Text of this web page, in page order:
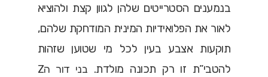
בנמענים הסטרייטים שלהן לגוון קצת ולהוציא
לאור את הפלואידיות המינית המודחקת שלהם,
תוקעות אצבע בעין לכל מי שטוען שזהות
להטבי”ת זו רק תכונה מולדת.
בני דור הZ